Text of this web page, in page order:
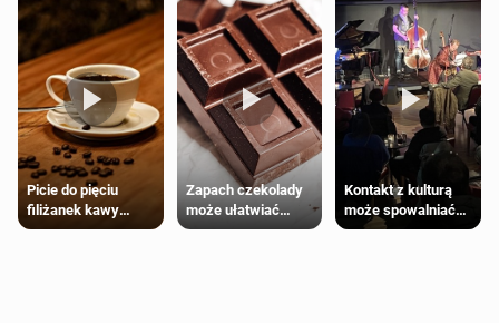
Picie do pięciu
filiżanek kawy
dziennie jest
Zapach czekolady
może ułatwiać
trening siłowy
Kontakt z kulturą
może spowalniać
starzenie